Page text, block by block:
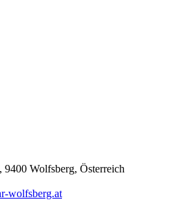
9400 Wolfsberg, Österreich
wolfsberg.at